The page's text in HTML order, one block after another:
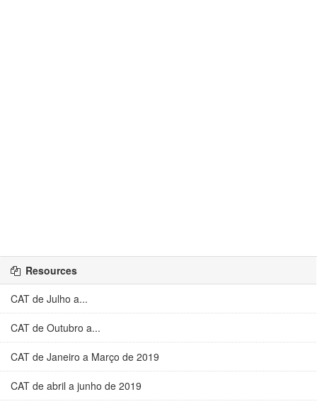
Resources
CAT de Julho a...
CAT de Outubro a...
CAT de Janeiro a Março de 2019
CAT de abril a junho de 2019